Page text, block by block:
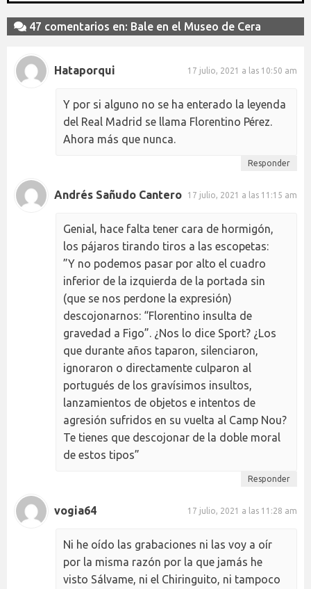
47 comentarios en: Bale en el Museo de Cera
Hataporqui 17 julio, 2021 a las 10:50 am
Y por si alguno no se ha enterado la leyenda
del Real Madrid se llama Florentino Pérez.
Ahora más que nunca.
Responder
Andrés Sañudo Cantero 17 julio, 2021 a las 11:15 am
Genial, hace falta tener cara de hormigón,
los pájaros tirando tiros a las escopetas:
”Y no podemos pasar por alto el cuadro
inferior de la izquierda de la portada sin
(que se nos perdone la expresión)
descojonarnos: “Florentino insulta de
gravedad a Figo”. ¿Nos lo dice Sport? ¿Los
que durante años taparon, silenciaron,
ignoraron o directamente culparon al
portugués de los gravísimos insultos,
lanzamientos de objetos e intentos de
agresión sufridos en su vuelta al Camp Nou?
Te tienes que descojonar de la doble moral
de estos tipos”
Responder
vogia64 17 julio, 2021 a las 11:28 am
Ni he oído las grabaciones ni las voy a oír
por la misma razón por la que jamás he
visto Sálvame, ni el Chiringuito, ni tampoco